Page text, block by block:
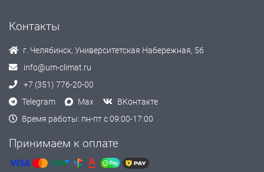
Контакты
г. Челябинск, Университетская Набережная, 56
info@um-climat.ru
+7 (351) 776-20-00
Telegram
Max
ВКонтакте
Время работы: пн-пт с 09:00-17:00
Принимаем к оплате